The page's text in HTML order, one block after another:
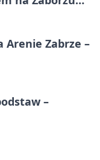
Arenie Zabrze –
–